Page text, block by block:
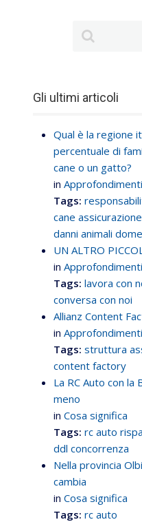
Gli ultimi articoli
Qual è la regione
percentuale di
cane o un gatto?
in Approfondimenti
Tags:
cane
danni animali
UN ALTRO
in Approfondimenti
Tags: lavora con
conversa con noi
Allianz Content
in Approfondimenti
Tags: struttura
content factory
La RC Auto con la
meno
in Cosa significa
Tags: rc auto
ddl concorrenza
Nella provincia
cambia
in Cosa significa
Tags: rc auto